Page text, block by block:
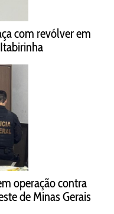
com revólver em
operação contra
de Minas Gerais